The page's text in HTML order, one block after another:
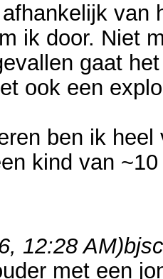
van
ik door. Niet
gaat
ook een
ben ik
kind van
12:28 AM)
met een